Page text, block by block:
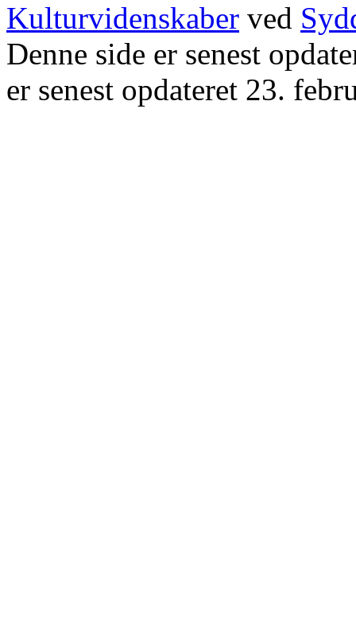
Kulturvidenskaber ved
Denne side er senest
er senest opdateret 23.